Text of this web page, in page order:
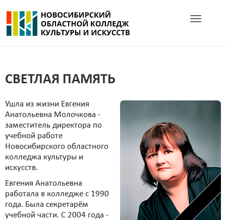
Toggle
СВЕТЛАЯ ПАМЯТЬ
Ушла из жизни Евгения
Анатольевна Молочкова -
заместитель директора по
учебной работе
Новосибирского областного
колледжа культуры и
искусств.
Евгения Анатольевна
работала в колледже с 1990
года. Была секретарём
учебной части. С 2004 года -